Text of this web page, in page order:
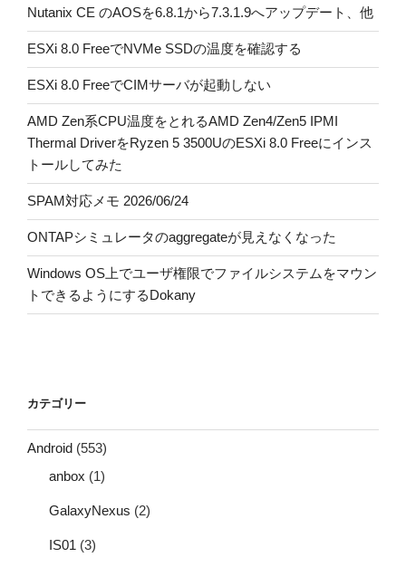
Nutanix CE のAOSを6.8.1から7.3.1.9へアップデート、他
ESXi 8.0 FreeでNVMe SSDの温度を確認する
ESXi 8.0 FreeでCIMサーバが起動しない
AMD Zen系CPU温度をとれるAMD Zen4/Zen5 IPMI
Thermal DriverをRyzen 5 3500UのESXi 8.0 Freeにインス
トールしてみた
SPAM対応メモ 2026/06/24
ONTAPシミュレータのaggregateが見えなくなった
Windows OS上でユーザ権限でファイルシステムをマウン
トできるようにするDokany
カテゴリー
Android (553)
anbox (1)
GalaxyNexus (2)
IS01 (3)